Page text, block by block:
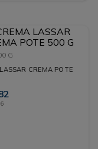
G
CREMA POTE